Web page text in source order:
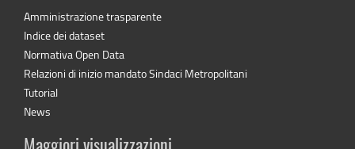
Amministrazione trasparente
Indice dei dataset
Normativa Open Data
Relazioni di inizio mandato Sindaci Metropolitani
Tutorial
News